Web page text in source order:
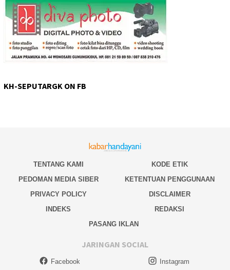
KH-SEPUTARGK ON FB
TENTANG KAMI
KODE ETIK
PEDOMAN MEDIA SIBER
KETENTUAN PENGGUNAAN
PRIVACY POLICY
DISCLAIMER
INDEKS
REDAKSI
PASANG IKLAN
JARINGAN SOCIAL
Facebook Instagram